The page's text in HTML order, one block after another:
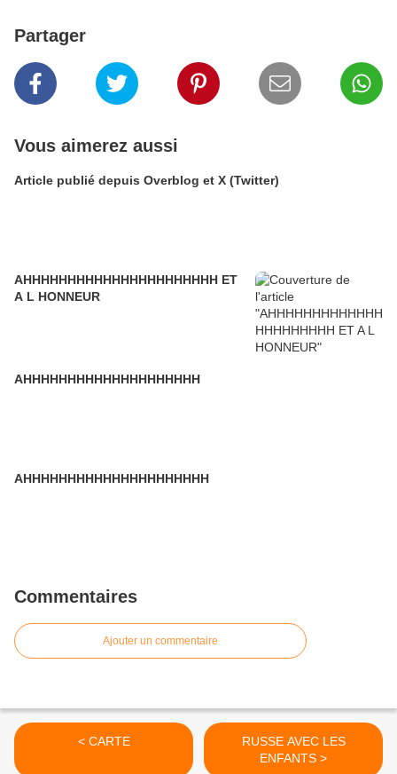
Partager
Vous aimerez aussi
Article publié depuis Overblog et X (Twitter)
AHHHHHHHHHHHHHHHHHHHHHH ET
A L HONNEUR
AHHHHHHHHHHHHHHHHHHHH
AHHHHHHHHHHHHHHHHHHHHH
Commentaires
Ajouter un commentaire
< CARTE
RUSSE AVEC LES
ENFANTS >